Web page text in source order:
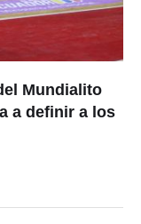
Mundialito
a definir a los